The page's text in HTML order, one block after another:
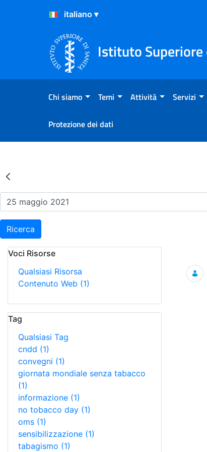
Salta al Contenuto
Salta al Footer
Istituto Superiore
Chi siamo Temi Attività Servizi
Protezione dei dati
Risultati della Ricerca -
Ricerca
Voci Risorse
Qualsiasi Risorsa
Contenuto Web (1)
Tag
Qualsiasi Tag
cndd (1)
convegni (1)
giornata mondiale senza tabacco
(1)
informazione (1)
no tobacco day (1)
oms (1)
sensibilizzazione (1)
tabagismo (1)
Ricerca